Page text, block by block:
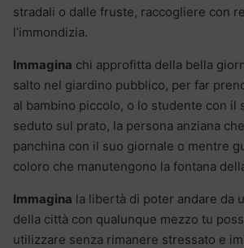
stradali o dalle fruste, raccogliere con
l’immondizia.
Immagina chi approfitta della bella
salto nel giardino pubblico, per far
al bambino piccolo, o lo studente con il
seduto sul prato, la persona anziana
panchina con il suo giornale o mentre
coloro che manutengono la fontana
Immagina la libertà di poter andare da
della città con qualunque mezzo tu
utilizzare senza rimanere stressato e